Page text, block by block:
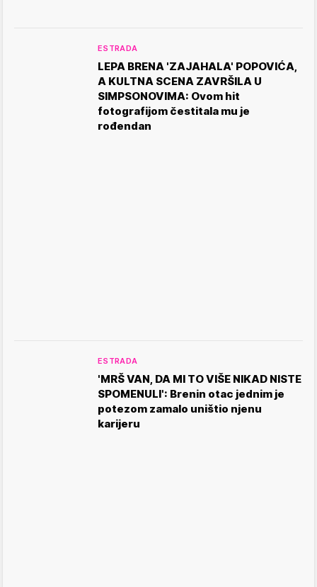
ESTRADA
LEPA BRENA 'ZAJAHALA' POPOVIĆA,
A KULTNA SCENA ZAVRŠILA U
SIMPSONOVIMA: Ovom hit
fotografijom čestitala mu je
rođendan
ESTRADA
'MRŠ VAN, DA MI TO VIŠE NIKAD NISTE
SPOMENULI': Brenin otac jednim je
potezom zamalo uništio njenu
karijeru